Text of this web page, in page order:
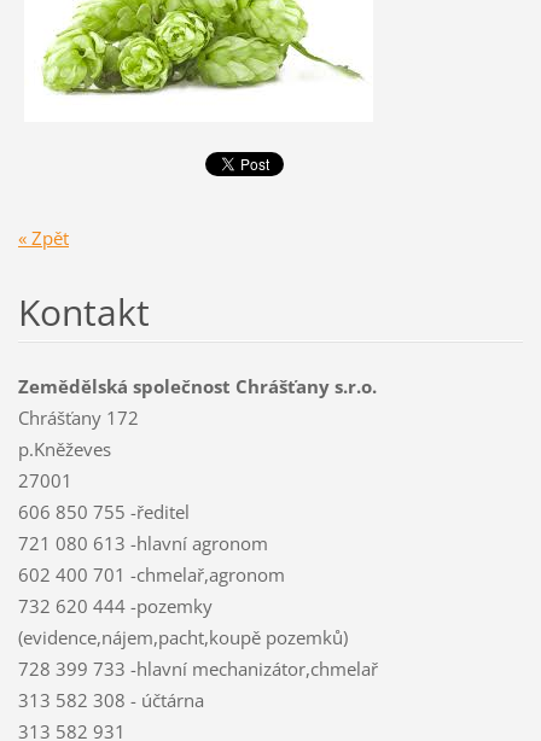
« Zpět
Kontakt
Zemědělská společnost Chrášťany s.r.o.
Chrášťany 172
p.Kněževes
27001
606 850 755 -ředitel
721 080 613 -hlavní agronom
602 400 701 -chmelař,agronom
732 620 444 -pozemky
(evidence,nájem,pacht,koupě pozemků)
728 399 733 -hlavní mechanizátor,chmelař
313 582 308 - účtárna
313 582 931